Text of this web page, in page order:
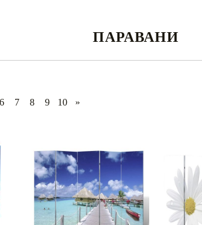
Лежанки за упражнения
Лостове за набиране
Силови кули
Йога и пилатес
ПАРАВАНИ
6 7 8 9 10 »